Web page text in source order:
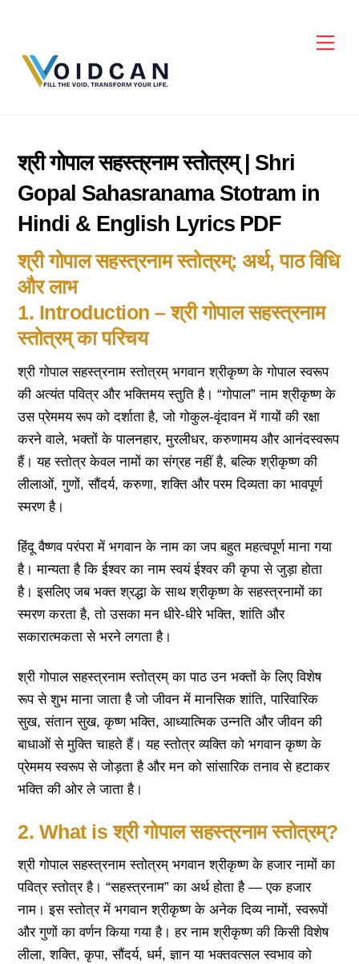
content
श्री गोपाल सहस्त्रनाम स्तोत्रम् | Shri
Gopal Sahasranama Stotram in
Hindi & English Lyrics PDF
श्री गोपाल सहस्त्रनाम स्तोत्रम्: अर्थ, पाठ विधि
और लाभ
1. Introduction – श्री गोपाल सहस्त्रनाम
स्तोत्रम् का परिचय
श्री गोपाल सहस्त्रनाम स्तोत्रम् भगवान श्रीकृष्ण के गोपाल स्वरूप
की अत्यंत पवित्र और भक्तिमय स्तुति है। “गोपाल” नाम श्रीकृष्ण के
उस प्रेममय रूप को दर्शाता है, जो गोकुल-वृंदावन में गायों की रक्षा
करने वाले, भक्तों के पालनहार, मुरलीधर, करुणामय और आनंदस्वरूप
हैं। यह स्तोत्र केवल नामों का संग्रह नहीं है, बल्कि श्रीकृष्ण की
लीलाओं, गुणों, सौंदर्य, करुणा, शक्ति और परम दिव्यता का भावपूर्ण
स्मरण है।
हिंदू वैष्णव परंपरा में भगवान के नाम का जप बहुत महत्वपूर्ण माना गया
है। मान्यता है कि ईश्वर का नाम स्वयं ईश्वर की कृपा से जुड़ा होता
है। इसलिए जब भक्त श्रद्धा के साथ श्रीकृष्ण के सहस्त्रनामों का
स्मरण करता है, तो उसका मन धीरे-धीरे भक्ति, शांति और
सकारात्मकता से भरने लगता है।
श्री गोपाल सहस्त्रनाम स्तोत्रम् का पाठ उन भक्तों के लिए विशेष
रूप से शुभ माना जाता है जो जीवन में मानसिक शांति, पारिवारिक
सुख, संतान सुख, कृष्ण भक्ति, आध्यात्मिक उन्नति और जीवन की
बाधाओं से मुक्ति चाहते हैं। यह स्तोत्र व्यक्ति को भगवान कृष्ण के
प्रेममय स्वरूप से जोड़ता है और मन को सांसारिक तनाव से हटाकर
भक्ति की ओर ले जाता है।
2. What is श्री गोपाल सहस्त्रनाम स्तोत्रम्?
श्री गोपाल सहस्त्रनाम स्तोत्रम् भगवान श्रीकृष्ण के हजार नामों का
पवित्र स्तोत्र है। “सहस्त्रनाम” का अर्थ होता है — एक हजार
नाम। इस स्तोत्र में भगवान श्रीकृष्ण के अनेक दिव्य नामों, स्वरूपों
और गुणों का वर्णन किया गया है। हर नाम श्रीकृष्ण की किसी विशेष
लीला, शक्ति, कृपा, सौंदर्य, धर्म, ज्ञान या भक्तवत्सल स्वभाव को